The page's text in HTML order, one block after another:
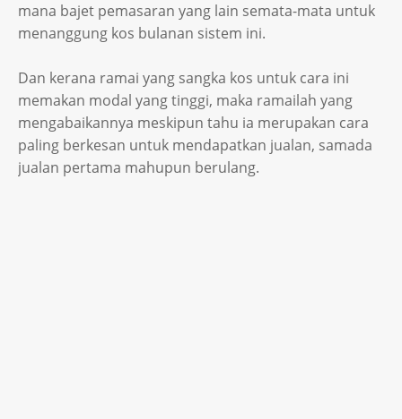
mana bajet pemasaran yang lain semata-mata untuk
menanggung kos bulanan sistem ini.
Dan kerana ramai yang sangka kos untuk cara ini
memakan modal yang tinggi, maka ramailah yang
mengabaikannya meskipun tahu ia merupakan cara
paling berkesan untuk mendapatkan jualan, samada
jualan pertama mahupun berulang.